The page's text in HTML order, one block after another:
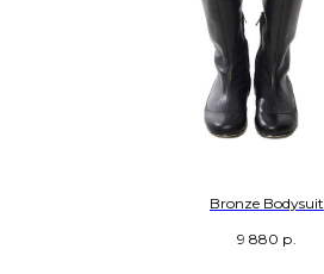
Bronze Bodysuit
9 880 р.